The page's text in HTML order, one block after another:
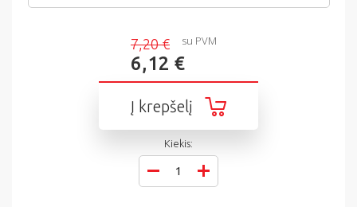
7,20 €
6,12 €
su PVM
Į krepšelį
Kiekis: